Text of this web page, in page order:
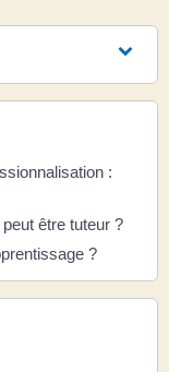
:
être tuteur ?
?